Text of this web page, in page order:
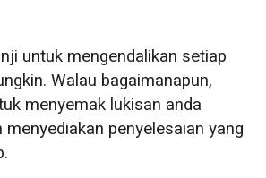
untuk mengendalikan setiap
Walau bagaimanapun,
menyemak lukisan anda
penyelesaian yang